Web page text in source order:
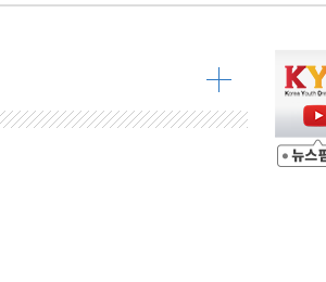
상 없어"
지 조율할 듯
권한 없어"
익 21% 증가" 전망